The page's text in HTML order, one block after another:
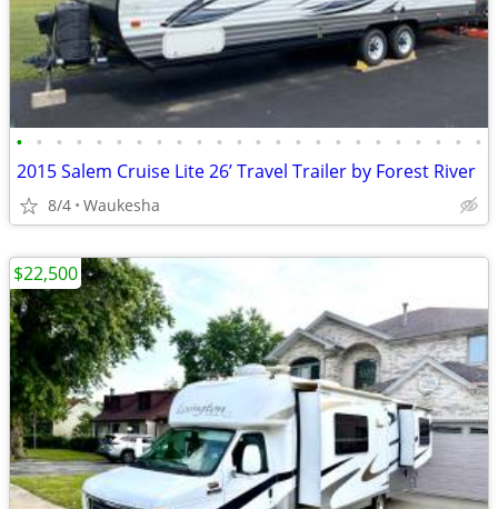
• • • • • • • • • • • • • • • • • • • • • • • •
2015 Salem Cruise Lite 26’ Travel Trailer by Forest River
8/4 Waukesha
$22,500